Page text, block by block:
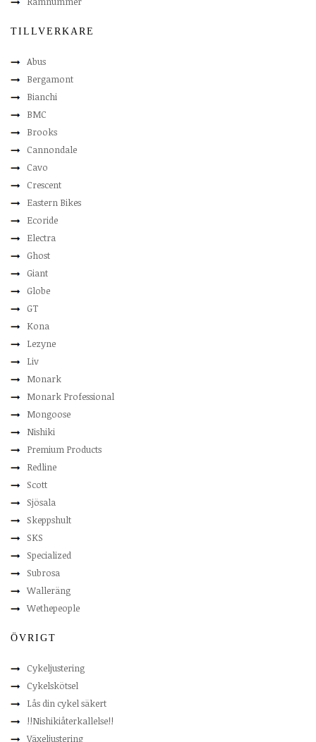
TILLVERKARE
Abus
Bergamont
Bianchi
BMC
Brooks
Cannondale
Cavo
Crescent
Eastern Bikes
Ecoride
Electra
Ghost
Giant
Globe
GT
Kona
Lezyne
Liv
Monark
Monark Professional
Mongoose
Nishiki
Premium Products
Redline
Scott
Sjösala
Skeppshult
SKS
Specialized
Subrosa
Walleräng
Wethepeople
ÖVRIGT
Cykeljustering
Cykelskötsel
Lås din cykel säkert
!!Nishikiåterkallelse!!
Växeljustering